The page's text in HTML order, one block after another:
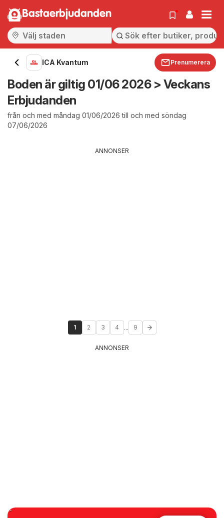
Bastaerbjudanden
ICA Kvantum Prenumerera
Boden är giltig 01/06 2026 > Veckans
Erbjudanden
från och med måndag 01/06/2026 till och med söndag
07/06/2026
ANNONSER
1 2 3 4 ... 9
ANNONSER